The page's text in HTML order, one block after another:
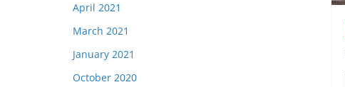
April 2021
March 2021
January 2021
October 2020